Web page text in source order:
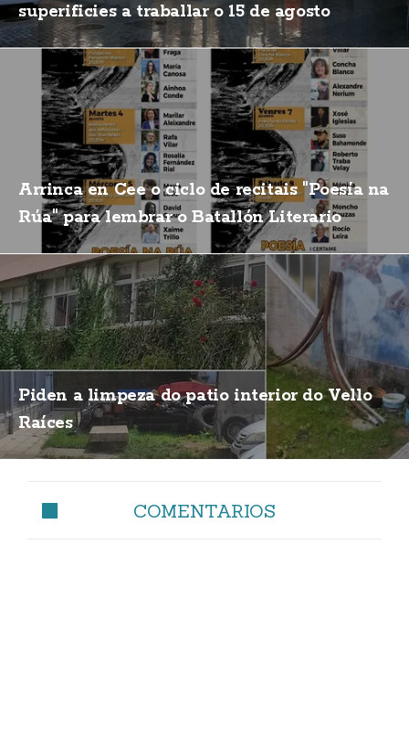
superificies a traballar o 15 de agosto
Arrinca en Cee o ciclo de recitais "Poesía na
Rúa" para lembrar o Batallón Literario
Piden a limpeza do patio interior do Vello
Raíces
COMENTARIOS